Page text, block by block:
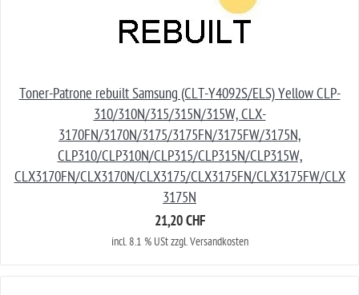
Toner-Patrone rebuilt Samsung (CLT-Y4092S/ELS) Yellow CLP-
310/310N/315/315N/315W, CLX-
3170FN/3170N/3175/3175FN/3175FW/3175N,
CLP310/CLP310N/CLP315/CLP315N/CLP315W,
CLX3170FN/CLX3170N/CLX3175/CLX3175FN/CLX3175FW/CLX
3175N
21,20 CHF
incl. 8.1 % USt zzgl. Versandkosten